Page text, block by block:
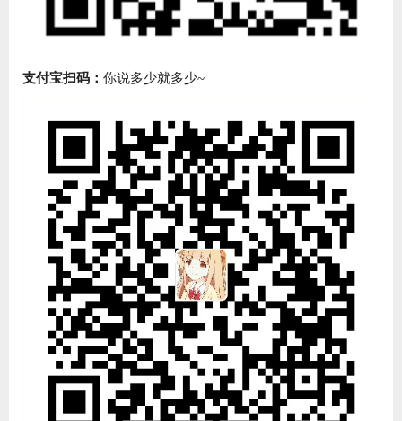
支付宝扫码： 你说多少就多少~